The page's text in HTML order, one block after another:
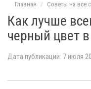
Главная Советы на все
Как лучше
черный цвет
Дата публикации: 7 июля